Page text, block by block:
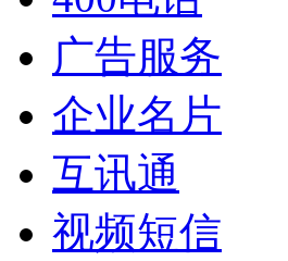
广告服务
企业名片
互讯通
视频短信